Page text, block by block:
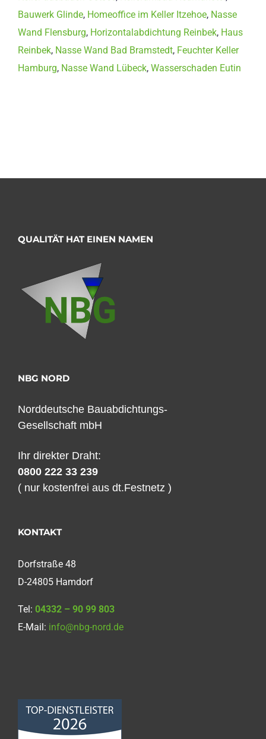
Bauwerk Glinde, Homeoffice im Keller Itzehoe, Nasse
Wand Flensburg, Horizontalabdichtung Reinbek, Haus
Reinbek, Nasse Wand Bad Bramstedt, Feuchter Keller
Hamburg, Nasse Wand Lübeck, Wasserschaden Eutin
QUALITÄT HAT EINEN NAMEN
NBG NORD
Norddeutsche Bauabdichtungs-
Gesellschaft mbH
Ihr direkter Draht:
0800 222 33 239
( nur kostenfrei aus dt.Festnetz )
KONTAKT
Dorfstraße 48
D-24805 Hamdorf
Tel: 04332 – 90 99 803
E-Mail: info@nbg-nord.de
Norddeutsche
Bauabdichtungsgesellschaft
mbH
von 5
86Bewertungen